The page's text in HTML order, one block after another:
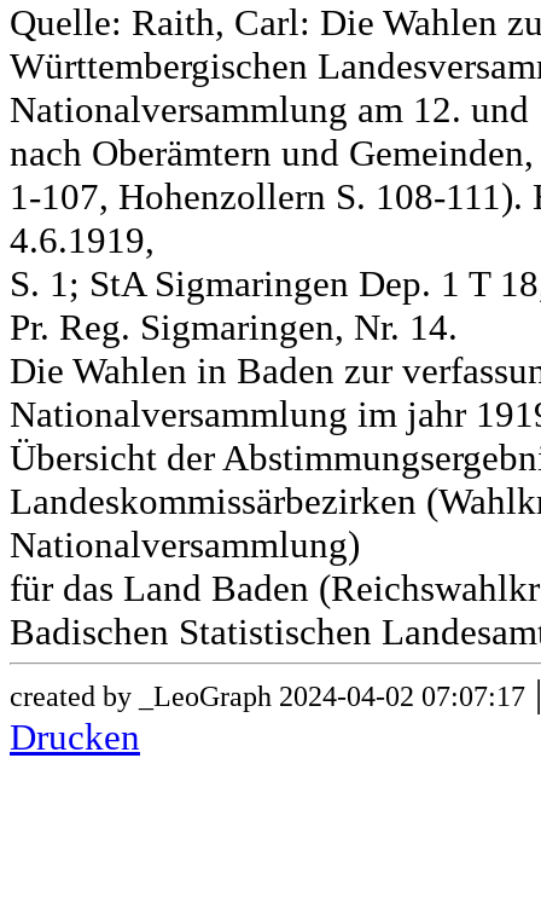
Quelle: Raith, Carl: Die Wahlen
Württembergischen
Nationalversammlung am 12. und
nach Oberämtern und
1-107, Hohenzollern S. 108-
4.6.1919,
S. 1; StA Sigmaringen Dep. 1 T
Pr. Reg. Sigmaringen, Nr. 14.
Die Wahlen in Baden zur
Nationalversammlung im jahr
Übersicht der
Landeskommissärbezirken
Nationalversammlung)
für das Land Baden
Badischen Statistischen
created by _LeoGraph 2024-04-02 07:07:17
Drucken